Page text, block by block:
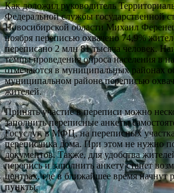
Как доложил руководитель
Федеральной службы государственной
Новосибирской области Михаил
ноября переписью охвачено 74,9%
переписано 2 млн 81 тысяча человек.
темпы проведения опроса населения в
отмечаются в муниципальных районах
муниципальном районе переписью
жителей.
Принять участие в переписи можно
заполнить переписные анкеты
Госуслуг, в МФЦ, на переписных
переписчика дома. При этом не нужно
документов. Также, для удобства
перепись и заполнить анкету станет
центрах, где в ближайшее время начнут
пункты.